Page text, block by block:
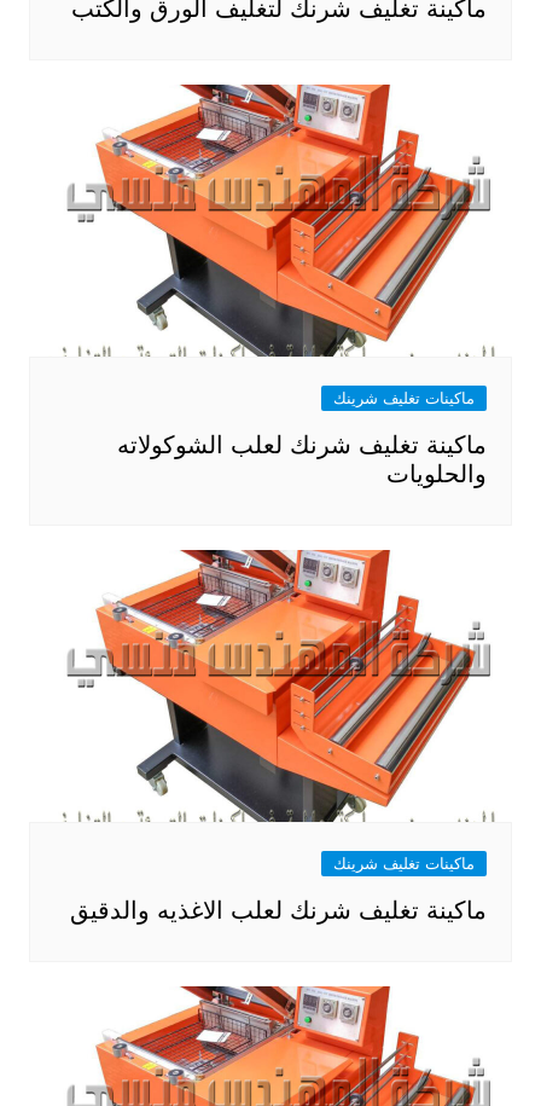
ماكينة تغليف شرنك لتغليف الورق والكتب
ماكينات تغليف شرينك
ماكينة تغليف شرنك لعلب الشوكولاته
والحلويات
ماكينات تغليف شرينك
ماكينة تغليف شرنك لعلب الاغذيه والدقيق